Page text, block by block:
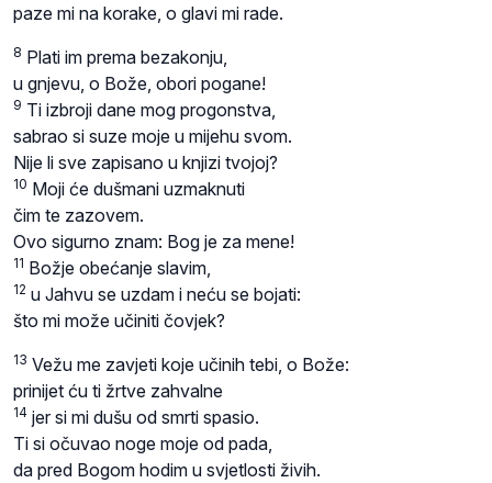
paze mi na korake, o glavi mi rade.
8 Plati im prema bezakonju,
u gnjevu, o Bože, obori pogane!
9 Ti izbroji dane mog progonstva,
sabrao si suze moje u mijehu svom.
Nije li sve zapisano u knjizi tvojoj?
10 Moji će dušmani uzmaknuti
čim te zazovem.
Ovo sigurno znam: Bog je za mene!
11 Božje obećanje slavim,
12 u Jahvu se uzdam i neću se bojati:
što mi može učiniti čovjek?
13 Vežu me zavjeti koje učinih tebi, o Bože:
prinijet ću ti žrtve zahvalne
14 jer si mi dušu od smrti spasio.
Ti si očuvao noge moje od pada,
da pred Bogom hodim u svjetlosti živih.